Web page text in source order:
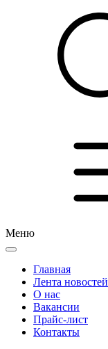
Меню
Главная
Лента новостей
О нас
Вакансии
Прайс-лист
Контакты